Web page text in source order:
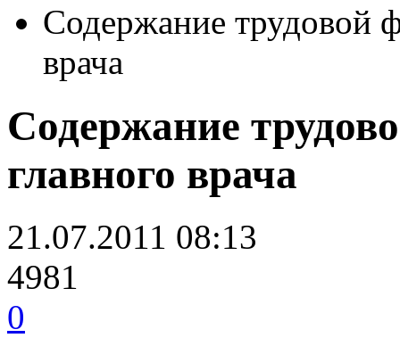
Содержание трудовой
врача
Содержание
главного врача
21.07.2011 08:13
4981
0